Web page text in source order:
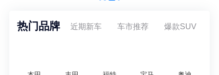
热门品牌 近期新车 车市推荐 爆款SUV